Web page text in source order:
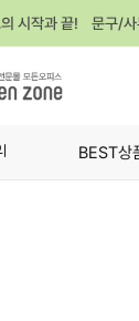
시작과 끝! 문구/사
BEST상